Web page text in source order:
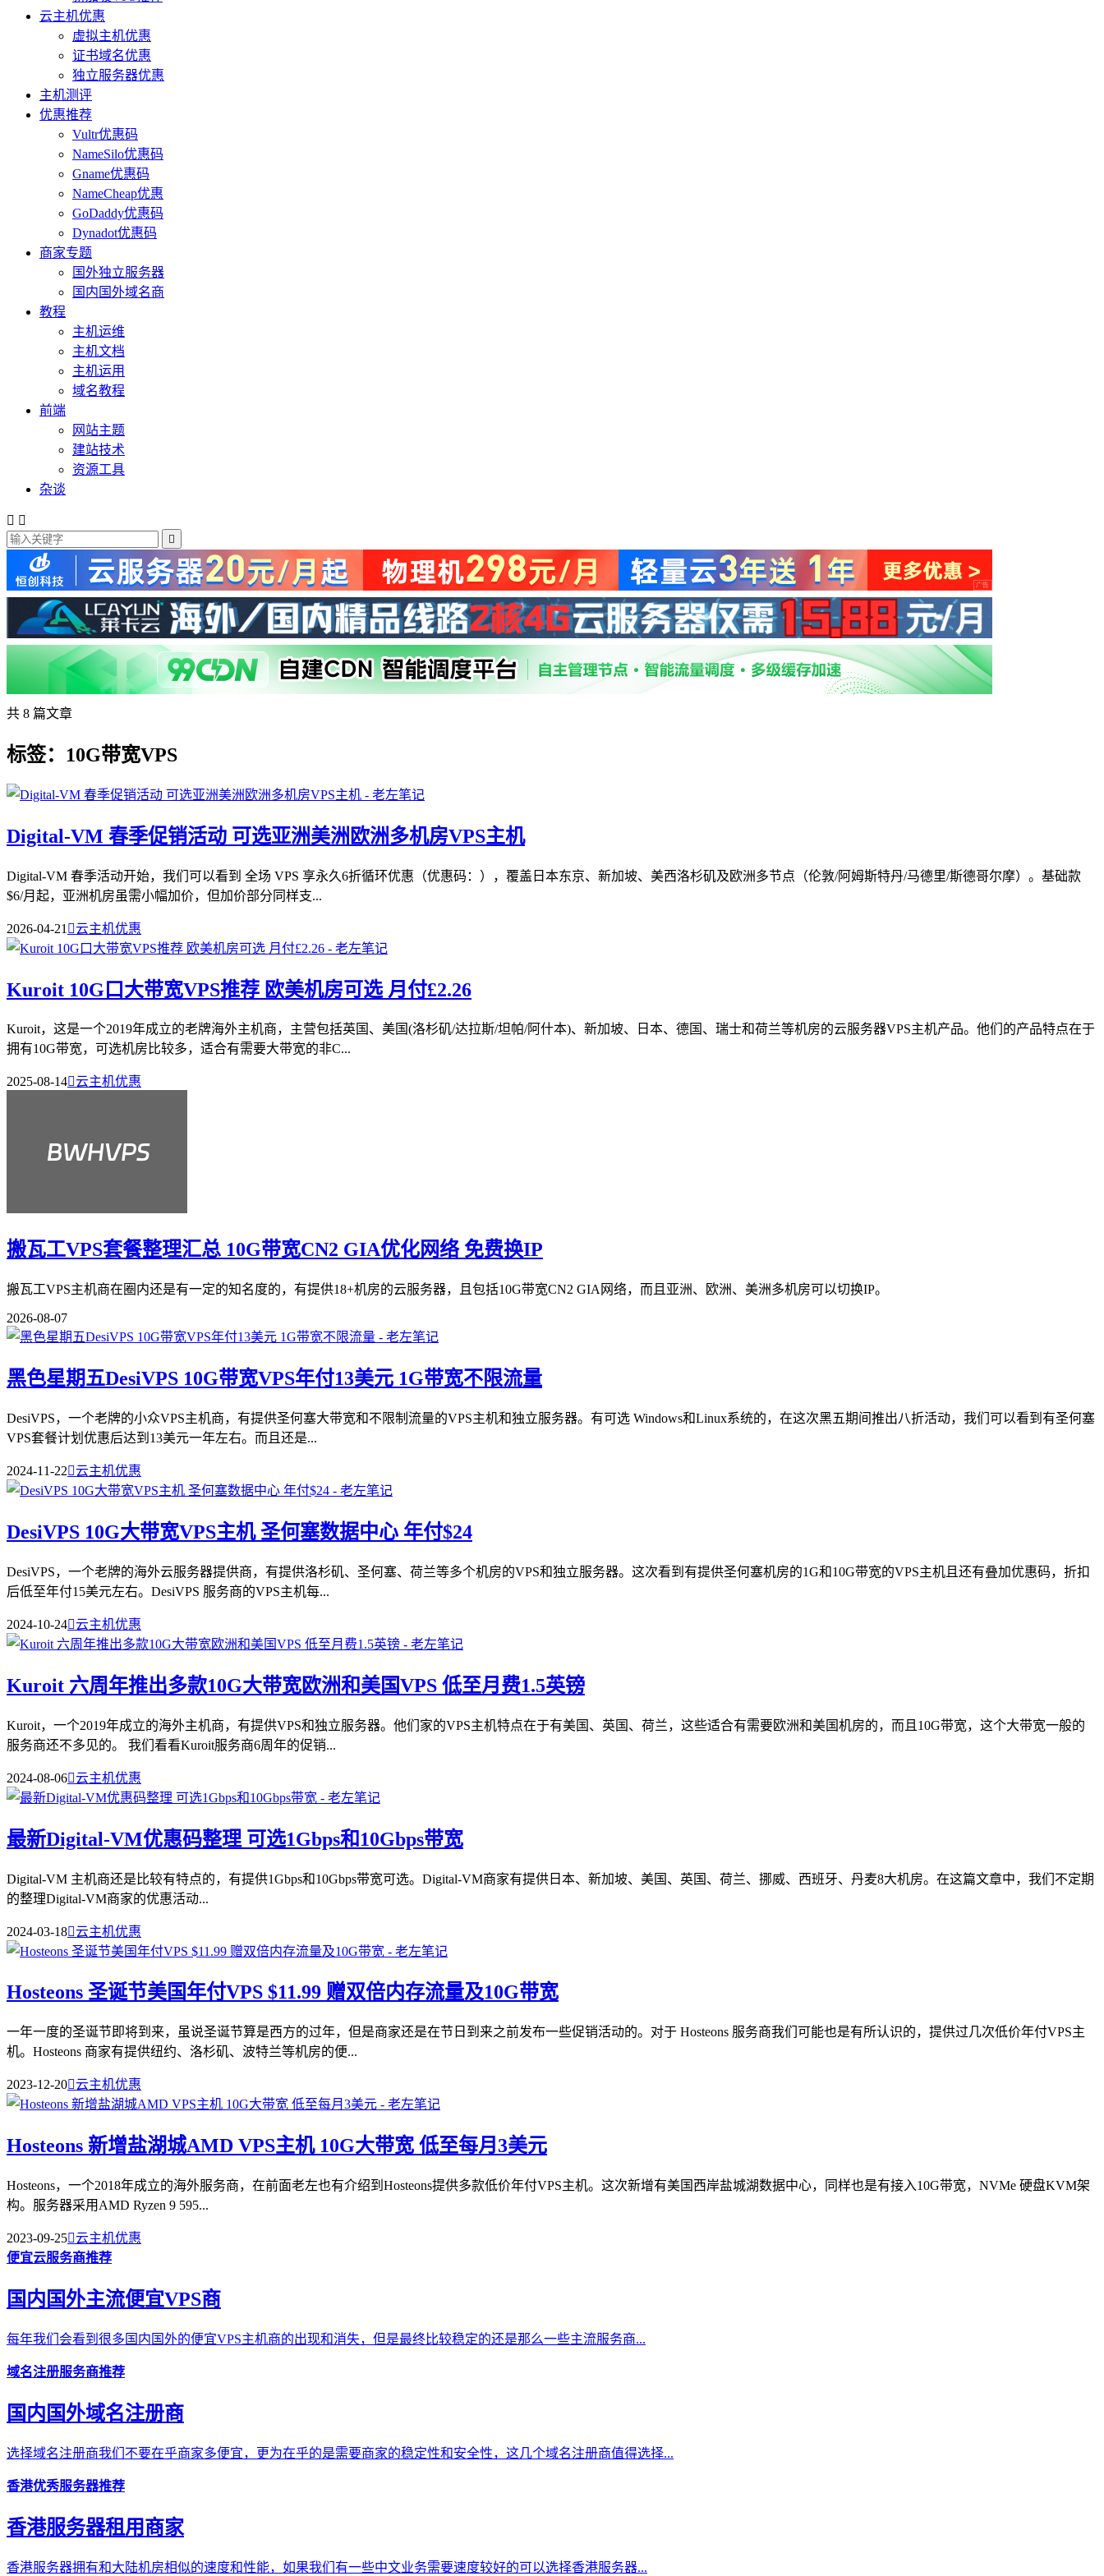
云主机优惠
虚拟主机优惠
证书域名优惠
独立服务器优惠
主机测评
优惠推荐
Vultr优惠码
NameSilo优惠码
Gname优惠码
NameCheap优惠
GoDaddy优惠码
Dynadot优惠码
商家专题
国外独立服务器
国内国外域名商
教程
主机运维
主机文档
主机运用
域名教程
前端
网站主题
建站技术
资源工具
杂谈
 

共 8 篇文章
标签：10G带宽VPS
Digital-VM 春季促销活动 可选亚洲美洲欧洲多机房VPS主机
Digital-VM 春季活动开始，我们可以看到 全场 VPS 享永久6折循环优惠（优惠码：），覆盖日本东京、新加坡、美西洛杉矶及欧洲多节点（伦敦/阿姆斯特丹/马德里/斯德哥尔摩）。基础款
$6/月起，亚洲机房虽需小幅加价，但加价部分同样支...
2026-04-21 云主机优惠
Kuroit 10G口大带宽VPS推荐 欧美机房可选 月付£2.26
Kuroit，这是一个2019年成立的老牌海外主机商，主营包括英国、美国(洛杉矶/达拉斯/坦帕/阿什本)、新加坡、日本、德国、瑞士和荷兰等机房的云服务器VPS主机产品。他们的产品特点在于
拥有10G带宽，可选机房比较多，适合有需要大带宽的非C...
2025-08-14云主机优惠
搬瓦工VPS套餐整理汇总 10G带宽CN2 GIA优化网络 免费换IP
搬瓦工VPS主机商在圈内还是有一定的知名度的，有提供18+机房的云服务器，且包括10G带宽CN2 GIA网络，而且亚洲、欧洲、美洲多机房可以切换IP。
2026-08-07
黑色星期五DesiVPS 10G带宽VPS年付13美元 1G带宽不限流量
DesiVPS，一个老牌的小众VPS主机商，有提供圣何塞大带宽和不限制流量的VPS主机和独立服务器。有可选 Windows和Linux系统的，在这次黑五期间推出八折活动，我们可以看到有圣何塞
VPS套餐计划优惠后达到13美元一年左右。而且还是...
2024-11-22云主机优惠
DesiVPS 10G大带宽VPS主机 圣何塞数据中心 年付$24
DesiVPS，一个老牌的海外云服务器提供商，有提供洛杉矶、圣何塞、荷兰等多个机房的VPS和独立服务器。这次看到有提供圣何塞机房的1G和10G带宽的VPS主机且还有叠加优惠码，折扣
后低至年付15美元左右。DesiVPS 服务商的VPS主机每...
2024-10-24云主机优惠
Kuroit 六周年推出多款10G大带宽欧洲和美国VPS 低至月费1.5英镑
Kuroit，一个2019年成立的海外主机商，有提供VPS和独立服务器。他们家的VPS主机特点在于有美国、英国、荷兰，这些适合有需要欧洲和美国机房的，而且10G带宽，这个大带宽一般的
服务商还不多见的。 我们看看Kuroit服务商6周年的促销...
2024-08-06云主机优惠
最新Digital-VM优惠码整理 可选1Gbps和10Gbps带宽
Digital-VM 主机商还是比较有特点的，有提供1Gbps和10Gbps带宽可选。Digital-VM商家有提供日本、新加坡、美国、英国、荷兰、挪威、西班牙、丹麦8大机房。在这篇文章中，我们不定期
的整理Digital-VM商家的优惠活动...
2024-03-18云主机优惠
Hosteons 圣诞节美国年付VPS $11.99 赠双倍内存流量及10G带宽
一年一度的圣诞节即将到来，虽说圣诞节算是西方的过年，但是商家还是在节日到来之前发布一些促销活动的。对于 Hosteons 服务商我们可能也是有所认识的，提供过几次低价年付VPS主
机。Hosteons 商家有提供纽约、洛杉矶、波特兰等机房的便...
2023-12-20云主机优惠
Hosteons 新增盐湖城AMD VPS主机 10G大带宽 低至每月3美元
Hosteons，一个2018年成立的海外服务商，在前面老左也有介绍到Hosteons提供多款低价年付VPS主机。这次新增有美国西岸盐城湖数据中心，同样也是有接入10G带宽，NVMe 硬盘KVM架
构。服务器采用AMD Ryzen 9 595...
2023-09-25云主机优惠
便宜云服务商推荐
国内国外主流便宜VPS商
每年我们会看到很多国内国外的便宜VPS主机商的出现和消失，但是最终比较稳定的还是那么一些主流服务商...
域名注册服务商推荐
国内国外域名注册商
选择域名注册商我们不要在乎商家多便宜，更为在乎的是需要商家的稳定性和安全性，这几个域名注册商值得选择...
香港优秀服务器推荐
香港服务器租用商家
香港服务器拥有和大陆机房相似的速度和性能，如果我们有一些中文业务需要速度较好的可以选择香港服务器...